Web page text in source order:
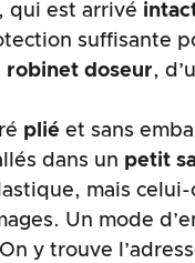
qui est arrivé
suffisante
robinet doseur,
plié et sans
dans un petit
mais
Un mode
y trouve